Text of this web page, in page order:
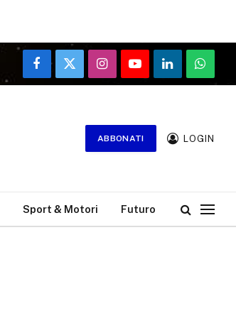
Facebook
X
(Twitter)
InstagramYouTubeLinkedIn
ABBONATI LOGIN
Sport & Motori Futuro